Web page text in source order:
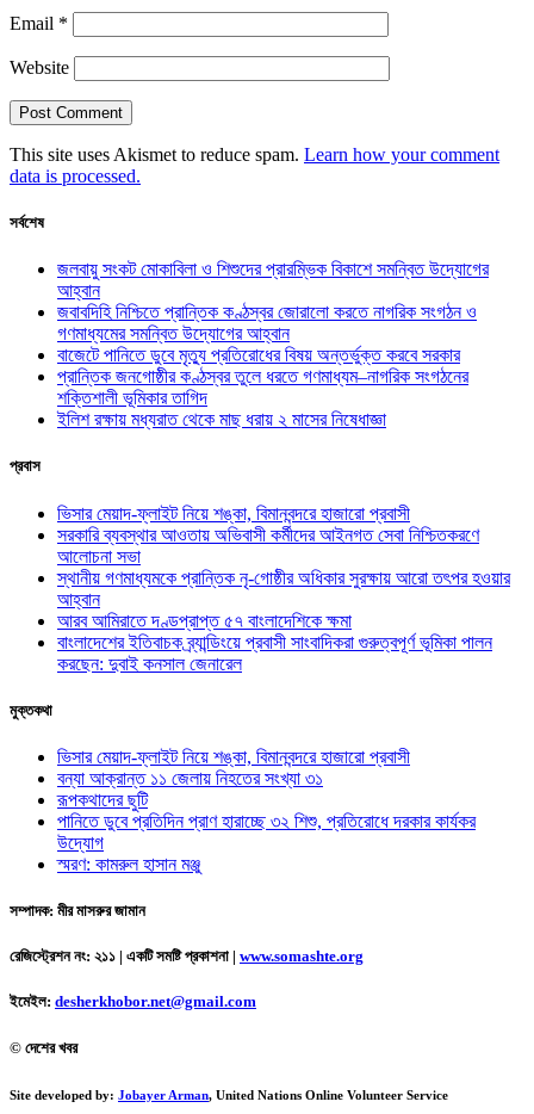
Email *
Website
This site uses Akismet to reduce spam. Learn how your comment
data is processed.
সর্বশেষ
জলবায়ু সংকট মোকাবিলা ও শিশুদের প্রারম্ভিক বিকাশে সমন্বিত উদ্যোগের
আহ্বান
জবাবদিহি নিশ্চিতে প্রান্তিক কণ্ঠস্বর জোরালো করতে নাগরিক সংগঠন ও
গণমাধ্যমের সমন্বিত উদ্যোগের আহ্বান
বাজেটে পানিতে ডুবে মৃত্যু প্রতিরোধের বিষয় অন্তর্ভুক্ত করবে সরকার
প্রান্তিক জনগোষ্ঠীর কণ্ঠস্বর তুলে ধরতে গণমাধ্যম–নাগরিক সংগঠনের
শক্তিশালী ভূমিকার তাগিদ
ইলিশ রক্ষায় মধ্যরাত থেকে মাছ ধরায় ২ মাসের নিষেধাজ্ঞা
প্রবাস
ভিসার মেয়াদ-ফ্লাইট নিয়ে শঙ্কা, বিমানবন্দরে হাজারো প্রবাসী
সরকারি ব্যবস্থার আওতায় অভিবাসী কর্মীদের আইনগত সেবা নিশ্চিতকরণে
আলোচনা সভা
স্থানীয় গণমাধ্যমকে প্রান্তিক নৃ-গোষ্ঠীর অধিকার সুরক্ষায় আরো তৎপর হওয়ার
আহ্বান
আরব আমিরাতে দণ্ডপ্রাপ্ত ৫৭ বাংলাদেশিকে ক্ষমা
বাংলাদেশের ইতিবাচক ব্র্যান্ডিংয়ে প্রবাসী সাংবাদিকরা গুরুত্বপূর্ণ ভূমিকা পালন
করছেন: দুবাই কনসাল জেনারেল
মুক্তকথা
ভিসার মেয়াদ-ফ্লাইট নিয়ে শঙ্কা, বিমানবন্দরে হাজারো প্রবাসী
বন্যা আক্রান্ত ১১ জেলায় নিহতের সংখ্যা ৩১
রূপকথাদের ছুটি
পানিতে ডুবে প্রতিদিন প্রাণ হারাচ্ছে ৩২ শিশু, প্রতিরোধে দরকার কার্যকর
উদ্যোগ
স্মরণ: কামরুল হাসান মঞ্জু
সম্পাদক: মীর মাসরুর জামান
রেজিস্ট্রেশন নং: ২১১ | একটি সমষ্টি প্রকাশনা | www.somashte.org
ইমেইল: desherkhobor.net@gmail.com
© দেশের খবর
Site developed by: Jobayer Arman, United Nations Online Volunteer Service